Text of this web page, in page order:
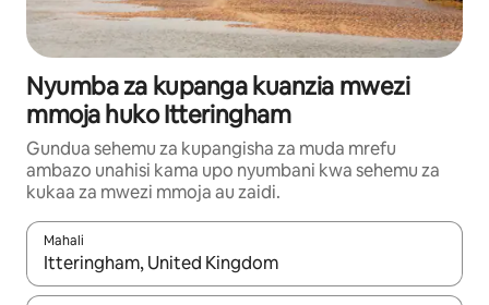
Nyumba za kupanga kuanzia mwezi
mmoja huko Itteringham
Gundua sehemu za kupangisha za muda mrefu
ambazo unahisi kama upo nyumbani kwa sehemu za
kukaa za mwezi mmoja au zaidi.
Mahali
Wakati matokeo yanapatikana, vinjari kwa kutumia vitufe vya